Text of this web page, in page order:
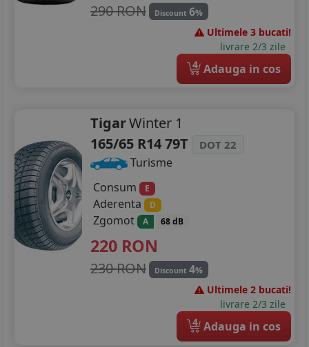
290 RON Discount 6%
Ultimele 3 bucati!
livrare 2/3 zile
4 Adauga in cos
TigarWinter 1
165/65 R14 79T
DOT 22
Turisme
Consum
E
Aderenta D
Zgomot A 68 dB
220 RON
230 RON Discount 4%
Ultimele 2 bucati!
livrare 2/3 zile
4 Adauga in cos